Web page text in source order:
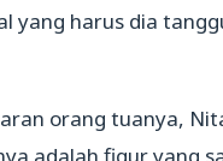
yang harus dia
orang tuanya,